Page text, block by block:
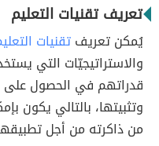
تعريف تقنيات التعليم
يُمكن تعريفتقنيات
والاستراتيجيّات التي
قدراتهم في الحصول على
وتثبيتها، بالتالي يكون
من ذاكرته من أجل